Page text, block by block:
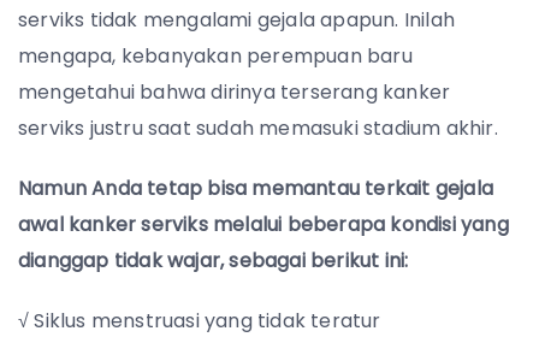
serviks tidak mengalami gejala apapun. Inilah
mengapa, kebanyakan perempuan baru
mengetahui bahwa dirinya terserang kanker
serviks justru saat sudah memasuki stadium akhir.
Namun Anda tetap bisa memantau terkait gejala
awal kanker serviks melalui beberapa kondisi yang
dianggap tidak wajar, sebagai berikut ini:
√ Siklus menstruasi yang tidak teratur